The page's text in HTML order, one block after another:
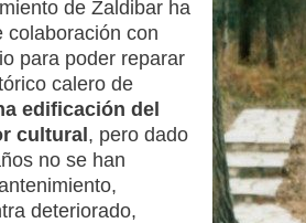
de Zaldibar ha
colaboración con
para poder reparar
calero de
edificación del
cultural, pero dado
no se han
deteriorado,